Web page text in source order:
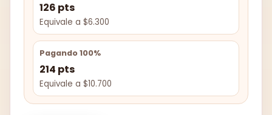
126 pts
Equivale a $6.300
Pagando 100%
214 pts
Equivale a $10.700